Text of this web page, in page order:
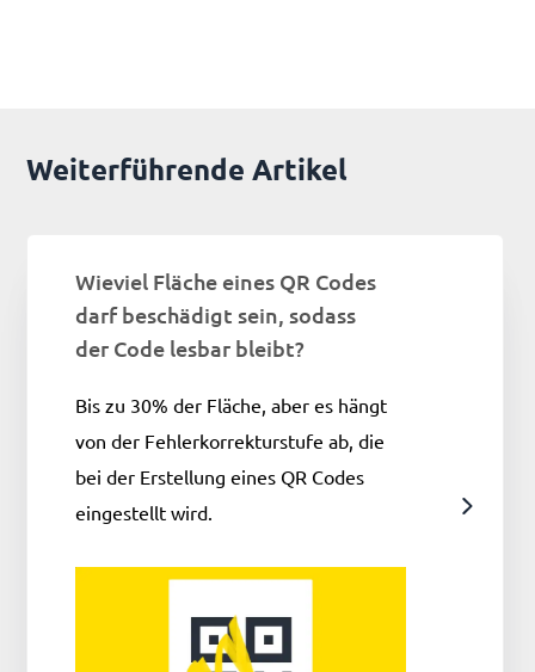
Weiterführende Artikel
Wieviel Fläche eines QR Codes
darf beschädigt sein, sodass
der Code lesbar bleibt?
Bis zu 30% der Fläche, aber es hängt
von der Fehlerkorrekturstufe ab, die
bei der Erstellung eines QR Codes
eingestellt wird.